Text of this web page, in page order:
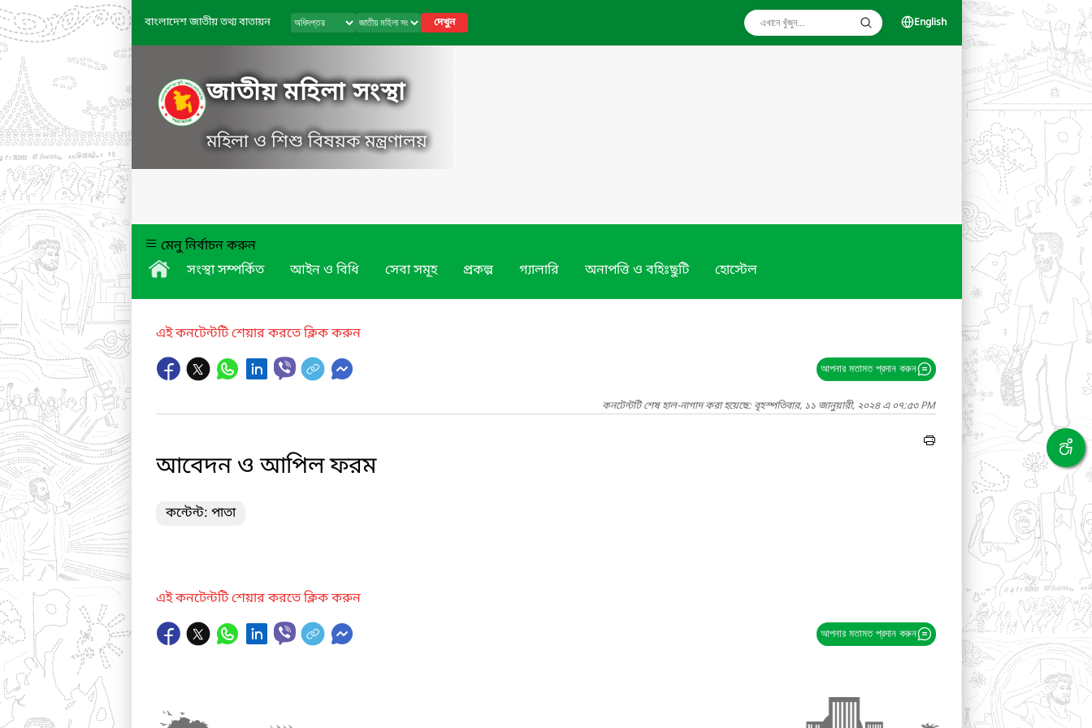
বাংলাদেশ জাতীয় তথ্য বাতায়ন দেখুন English
জাতীয় মহিলা সংস্থা
মহিলা ও শিশু বিষয়ক মন্ত্রণালয়
মেনু নির্বাচন করুন
সংস্থা সম্পর্কিত
আইন ও বিধি সেবা সমূহ প্রকল্প গ্যালারি অনাপত্তি ও বহিঃছুটি হোস্টেল
এই কনটেন্টটি শেয়ার করতে ক্লিক করুন
আপনার মতামত প্রদান করুন
কনটেন্টটি শেষ হাল-নাগাদ করা হয়েছে: বৃহস্পতিবার, ১১ জানুয়ারী, ২০২৪ এ ০৭:৫৩ PM
আবেদন ও আপিল ফরম
কন্টেন্ট: পাতা
এই কনটেন্টটি শেয়ার করতে ক্লিক করুন
আপনার মতামত প্রদান করুন